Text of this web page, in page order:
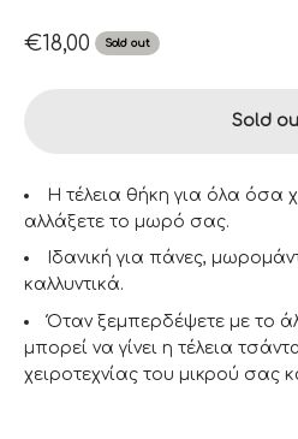
Sale price
€18,00 Sold out
Sold
Η τέλεια θήκη για όλα όσα
αλλάξετε το μωρό σας.
Ιδανική για πάνες,
καλλυντικά.
Όταν ξεμπερδέψετε με το
μπορεί να γίνει η τέλεια
χειροτεχνίας του μικρού σας